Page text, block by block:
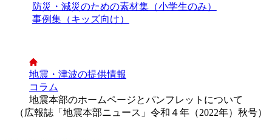
防災・減災のための素材集（小学生のみ）
事例集（キッズ向け）
地震・津波の提供情報
コラム
地震本部のホームページとパンフレットについて
（広報誌「地震本部ニュース」令和４年（2022年）秋号）